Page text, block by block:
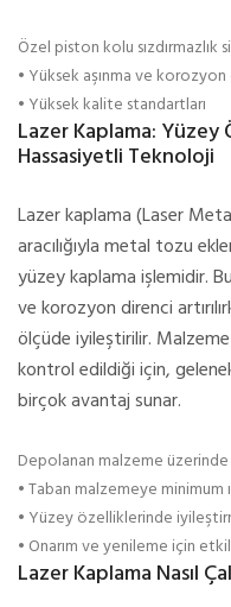
Özel piston kolu sızdırmazlık
• Yüksek aşınma ve
• Yüksek kalite standartları
Lazer Kaplama:
Hassasiyetli Teknoloji
Lazer kaplama (Laser
aracılığıyla metal tozu
yüzey kaplama işlemidir.
ve korozyon direnci
ölçüde iyileştirilir.
kontrol edildiği için,
birçok avantaj sunar.
Depolanan malzeme
• Taban malzemeye minimum
• Yüzey özelliklerinde
• Onarım ve yenileme için
Lazer Kaplama Nasıl